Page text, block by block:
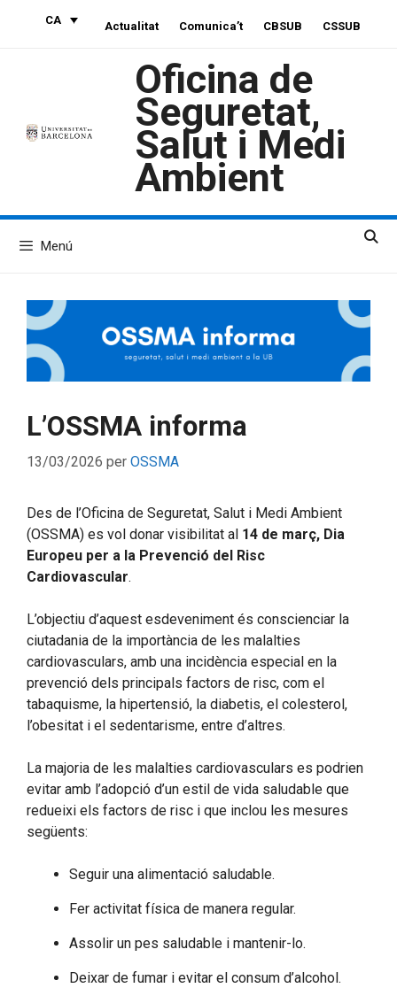
CA Actualitat Comunica’t CBSUB CSSUB
Oficina de
Seguretat,
Salut i Medi
Ambient
Menú
L’OSSMA informa
13/03/2026 per OSSMA
Des de l’Oficina de Seguretat, Salut i Medi Ambient
(OSSMA) es vol donar visibilitat al 14 de març, Dia
Europeu per a la Prevenció del Risc
Cardiovascular.
L’objectiu d’aquest esdeveniment és conscienciar la
ciutadania de la importància de les malalties
cardiovasculars, amb una incidència especial en la
prevenció dels principals factors de risc, com el
tabaquisme, la hipertensió, la diabetis, el colesterol,
l’obesitat i el sedentarisme, entre d’altres.
La majoria de les malalties cardiovasculars es podrien
evitar amb l’adopció d’un estil de vida saludable que
redueixi els factors de risc i que inclou les mesures
següents:
Seguir una alimentació saludable.
Fer activitat física de manera regular.
Assolir un pes saludable i mantenir-lo.
Deixar de fumar i evitar el consum d’alcohol.